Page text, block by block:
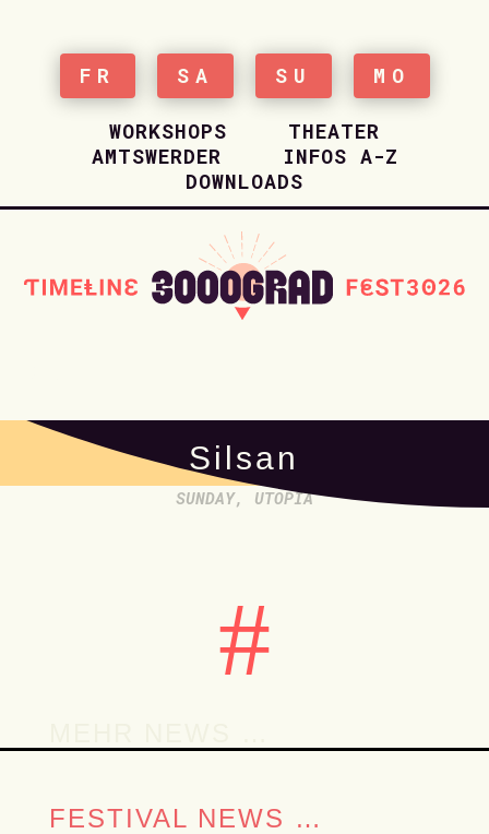
FR SA SU MO
WORKSHOPS
THEATER
AMTSWERDER
INFOS A-Z
DOWNLOADS
Silsan
SUNDAY, UTOPIA
#
FESTIVAL NEWS …